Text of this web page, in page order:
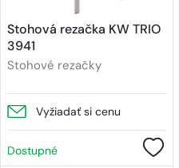
Stohová rezačka KW TRIO
3941
Stohové rezačky
Vyžiadať si cenu
Dostupné